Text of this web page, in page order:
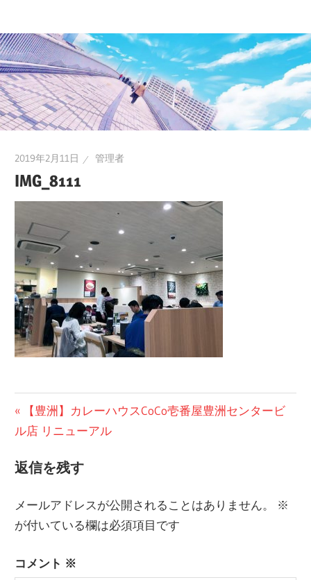
～
2019年2月11日 管理者
IMG_8111
投
稿
ナ
ゲ
シ
前
の
事:
【豊洲】カレーハウスCoCo壱番屋豊洲センタービ
ル店 リニューアル
返信を残す
メールアドレスが公開されることはありません。
※
が付いている欄は必須項目です
コメント ※